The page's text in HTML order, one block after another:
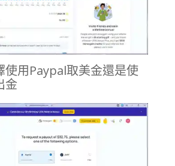
使用Paypal取美金還是使
金